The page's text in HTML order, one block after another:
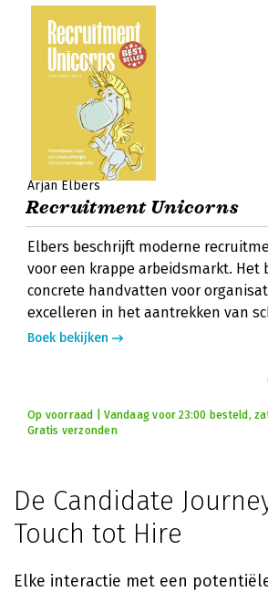
Arjan Elbers
Recruitment Unicorns
Elbers beschrijft moderne
voor een krappe arbeidsmarkt. Het
concrete handvatten voor
excelleren in het aantrekken van
Boek bekijken
Op voorraad | Vandaag voor 23:00 besteld,
Gratis verzonden
De Candidate
Touch tot Hire
Elke interactie met een